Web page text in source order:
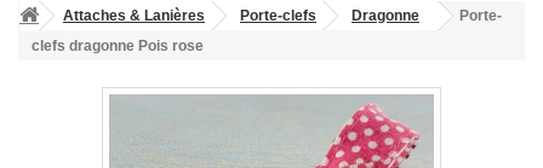
Attaches & Lanières Porte-clefs Dragonne
Porte-
clefs dragonne Pois rose